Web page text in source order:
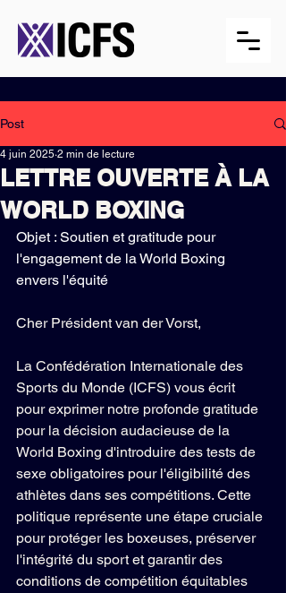
Post
LETTRE OUVERTE À LA
WORLD BOXING
4 juin 2025 2 min de lecture
Objet : Soutien et gratitude pour
l'engagement de la World Boxing
envers l'équité
Cher Président van der Vorst,
La Confédération Internationale des
Sports du Monde (ICFS) vous écrit
pour exprimer notre profonde gratitude
pour la décision audacieuse de la
World Boxing d'introduire des tests de
sexe obligatoires pour l'éligibilité des
athlètes dans ses compétitions. Cette
politique représente une étape cruciale
pour protéger les boxeuses, préserver
l'intégrité du sport et garantir des
conditions de compétition équitables